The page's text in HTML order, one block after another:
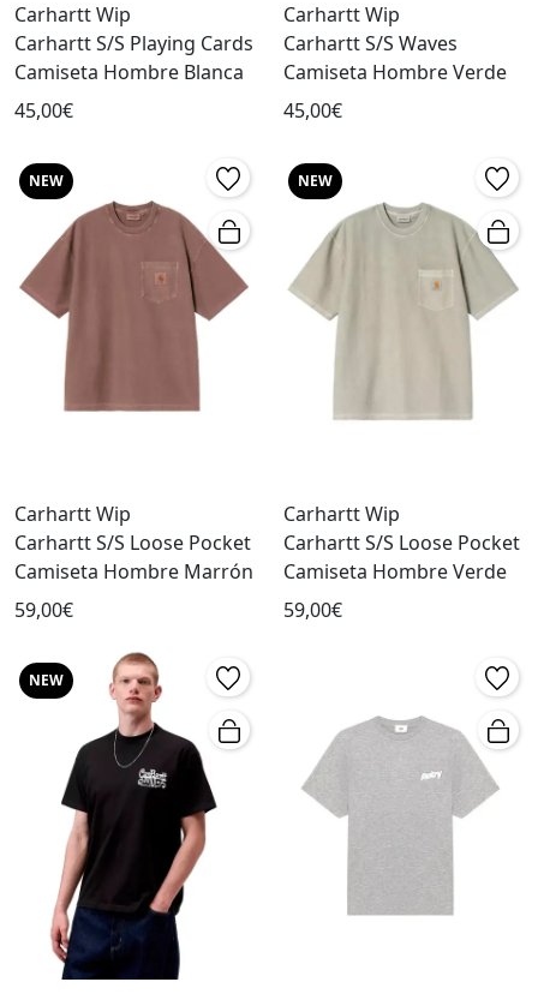
Carhartt Wip
Carhartt S/S Playing Cards
Camiseta Hombre Blanca
45,00€
Carhartt Wip
Carhartt S/S Waves
Camiseta Hombre Verde
45,00€
NEW
Carhartt Wip
Carhartt S/S Loose Pocket
Camiseta Hombre Marrón
59,00€
NEW
Carhartt Wip
Carhartt S/S Loose Pocket
Camiseta Hombre Verde
59,00€
NEW